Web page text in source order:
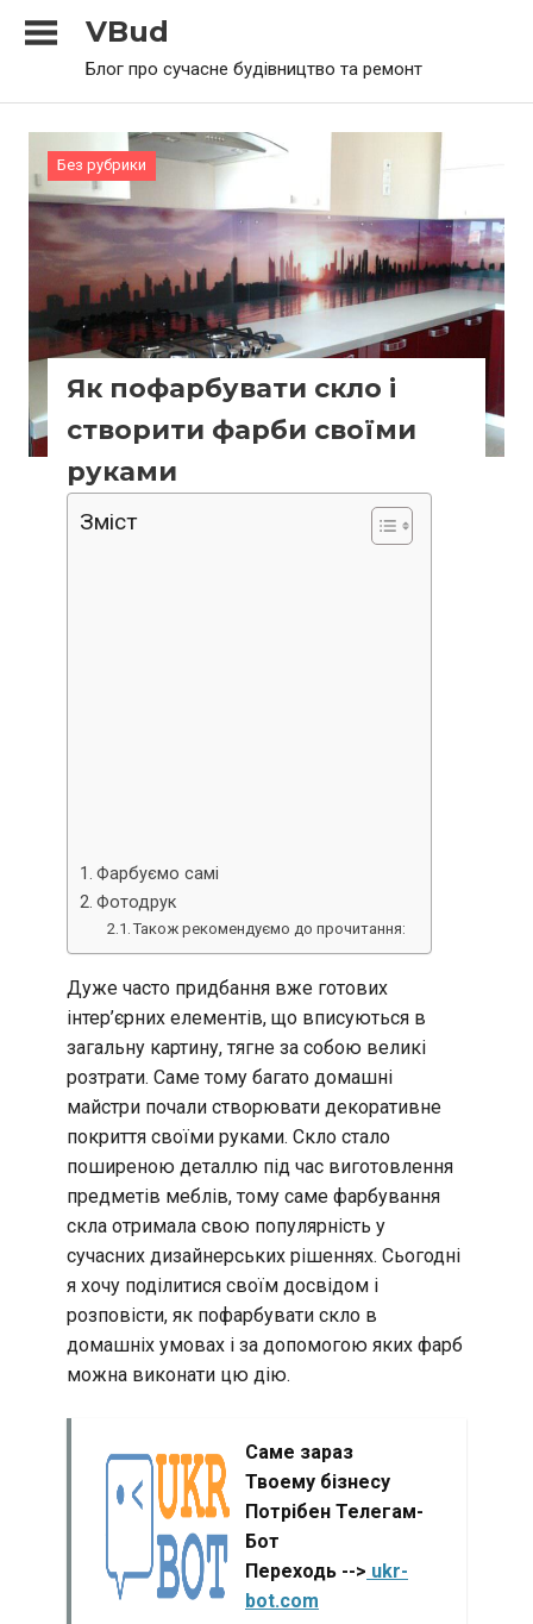
VBud
Блог про сучасне будівництво та ремонт
Без рубрики
Як пофарбувати скло і
створити фарби своїми
руками
Зміст
Фарбуємо самі
Фотодрук
Також рекомендуємо до прочитання:
Дуже часто придбання вже готових
інтер’єрних елементів, що вписуються в
загальну картину, тягне за собою великі
розтрати. Саме тому багато домашні
майстри почали створювати декоративне
покриття своїми руками. Скло стало
поширеною деталлю під час виготовлення
предметів меблів, тому саме фарбування
скла отримала свою популярність у
сучасних дизайнерських рішеннях. Сьогодні
я хочу поділитися своїм досвідом і
розповісти, як пофарбувати скло в
домашніх умовах і за допомогою яких фарб
можна виконати цю дію.
Саме зараз
Твоему бізнесу
Потрібен Телегам-
Бот
Переходь --> ukr-
bot.com